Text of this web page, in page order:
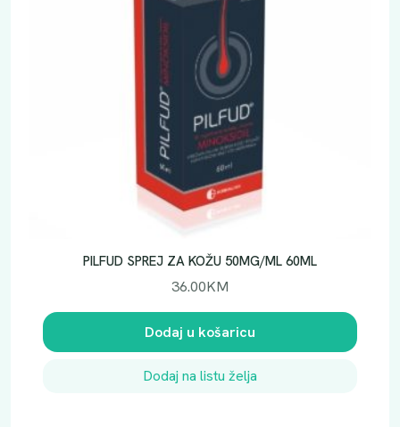
PILFUD SPREJ ZA KOŽU 50MG/ML 60ML
36.00KM
Dodaj u košaricu
Dodaj na listu želja